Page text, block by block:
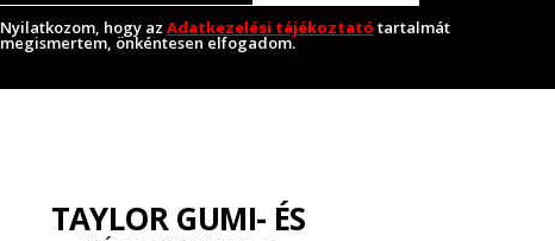
Nyilatkozom, hogy az Adatkezelési tájékoztató tartalmát
megismertem, önkéntesen elfogadom.
TAYLOR GUMI- ÉS